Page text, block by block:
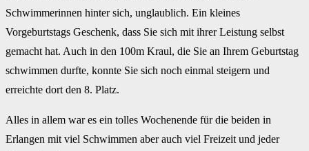
Schwimmerinnen hinter sich, unglaublich. Ein kleines
Vorgeburtstags Geschenk, dass Sie sich mit ihrer Leistung selbst
gemacht hat. Auch in den 100m Kraul, die Sie an Ihrem Geburtstag
schwimmen durfte, konnte Sie sich noch einmal steigern und
erreichte dort den 8. Platz.
Alles in allem war es ein tolles Wochenende für die beiden in
Erlangen mit viel Schwimmen aber auch viel Freizeit und jeder